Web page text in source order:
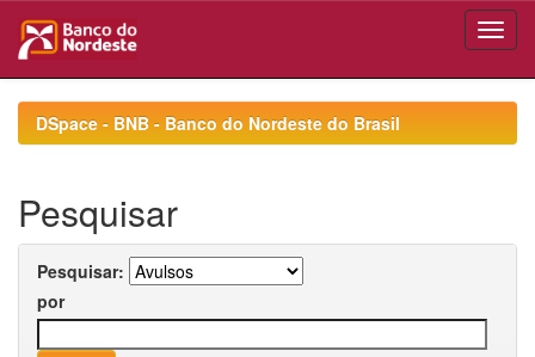
navigationDSpace - BNB - Banco do Nordeste do Brasil
Pesquisar
Pesquisar:
por